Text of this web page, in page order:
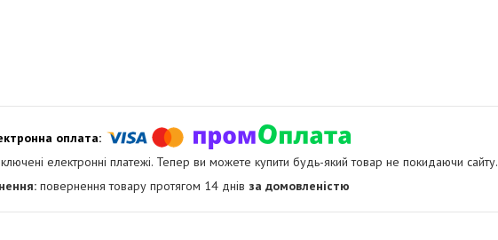
електронні платежі. Тепер ви можете купити будь-який товар не покидаючи сайту.
повернення товару протягом 14 днів за домовленістю